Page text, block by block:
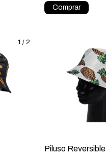
1 / 2
Piluso Reversible